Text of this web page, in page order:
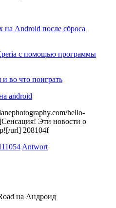
на Android после сброса
с помощью программы
и во что поиграть
android
hello-
Эти новости о
url] 208104f
Antwort
на Андроид